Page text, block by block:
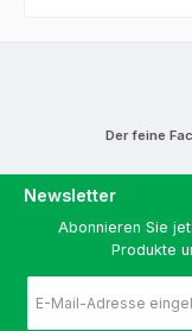
Der feine
Newsletter
Abonnieren Sie
Produkte
Mail-